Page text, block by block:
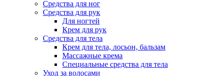
Средства для ног
Средства для рук
Для ногтей
Крем для рук
Средства для тела
Крем для тела, лосьон, бальзам
Массажные крема
Специальные средства для тела
Уход за волосами